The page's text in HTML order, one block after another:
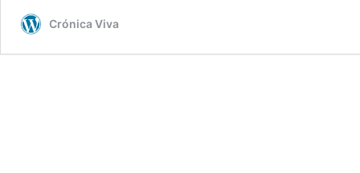
Crónica Viva